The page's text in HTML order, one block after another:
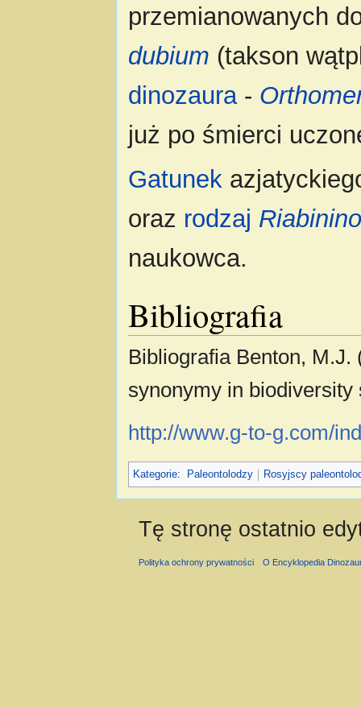
przemianowanych
dubium (takson
dinozaura-
już po śmierci
Gatunek
oraz rodzaj
naukowca.
Bibliografia
Bibliografia Benton, M.J.
synonymy in biodiversity
http://www.g-to-g.com/
Kategorie: Paleontolodzy Rosyjscy
Tę stronę ostatnio
Polityka ochrony prywatności O Encyklopedia